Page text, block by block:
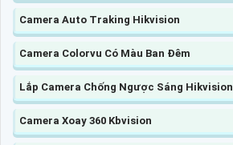
Camera Auto Traking Hikvision
Camera Colorvu Có Màu Ban Đêm
Lắp Camera Chống Ngược Sáng Hikvision
Camera Xoay 360 Kbvision